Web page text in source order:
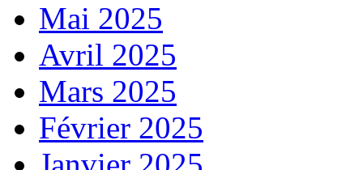
Mai 2025
Avril 2025
Mars 2025
Février 2025